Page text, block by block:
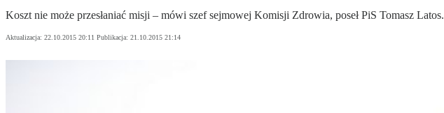
Koszt nie może przesłaniać misji – mówi szef sejmowej Komisji Zdrowia, poseł PiS Tomasz Latos.
Aktualizacja: 22.10.2015 20:11 Publikacja: 21.10.2015 21:14